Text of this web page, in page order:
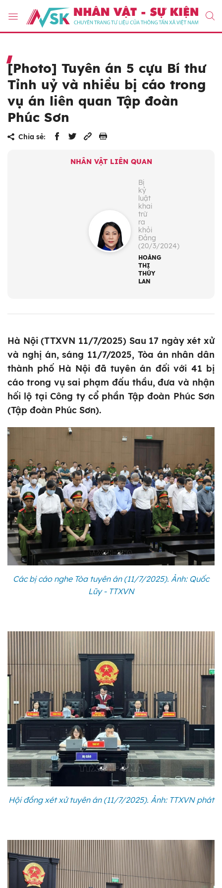
[Photo] Tuyên án 5 cựu Bí thư
Tỉnh uỷ và nhiều bị cáo trong
vụ án liên quan Tập đoàn
Phúc Sơn
Chia sẻ:
NHÂN VẬT LIÊN QUAN
Bị
kỷ
luật
khai
trừ
ra
khỏi
Đảng
(20/3/2024)
HOÀNG
THỊ
THÚY
LAN
Hà Nội (TTXVN 11/7/2025) Sau 17 ngày xét xử
và nghị án, sáng 11/7/2025, Tòa án nhân dân
thành phố Hà Nội đã tuyên án đối với 41 bị
cáo trong vụ sai phạm đấu thầu, đưa và nhận
hối lộ tại Công ty cổ phần Tập đoàn Phúc Sơn
(Tập đoàn Phúc Sơn).
Các bị cáo nghe Tòa tuyên án (11/7/2025). Ảnh: Quốc
Lũy - TTXVN
Hội đồng xét xử tuyên án (11/7/2025). Ảnh: TTXVN phát